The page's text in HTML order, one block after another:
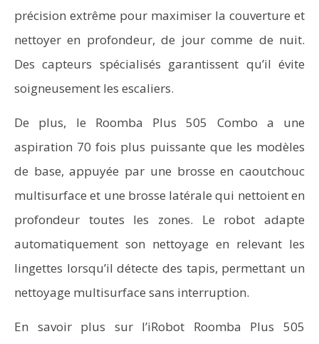
précision extrême pour maximiser la couverture et
nettoyer en profondeur, de jour comme de nuit.
Des capteurs spécialisés garantissent qu’il évite
soigneusement les escaliers.
De plus, le Roomba Plus 505 Combo a une
aspiration 70 fois plus puissante que les modèles
de base, appuyée par une brosse en caoutchouc
multisurface et une brosse latérale qui nettoient en
profondeur toutes les zones. Le robot adapte
automatiquement son nettoyage en relevant les
lingettes lorsqu’il détecte des tapis, permettant un
nettoyage multisurface sans interruption.
En savoir plus sur l’iRobot Roomba Plus 505